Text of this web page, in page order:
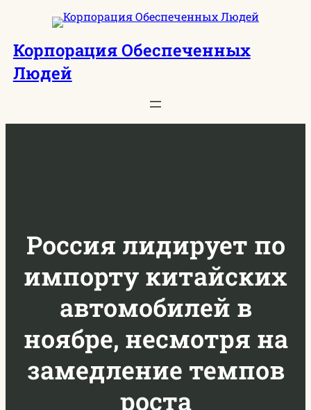
Перейти
содержимому
Корпорация Обеспеченных
Людей
Россия лидирует по
импорту китайских
автомобилей в
ноябре, несмотря на
замедление темпов
роста